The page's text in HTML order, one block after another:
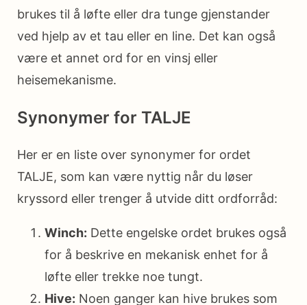
brukes til å løfte eller dra tunge gjenstander
ved hjelp av et tau eller en line. Det kan også
være et annet ord for en vinsj eller
heisemekanisme.
Synonymer for TALJE
Her er en liste over synonymer for ordet
TALJE, som kan være nyttig når du løser
kryssord eller trenger å utvide ditt ordforråd:
Winch: Dette engelske ordet brukes også
for å beskrive en mekanisk enhet for å
løfte eller trekke noe tungt.
Hive: Noen ganger kan hive brukes som